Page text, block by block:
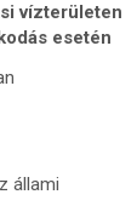
vízterületen
esetén
állami